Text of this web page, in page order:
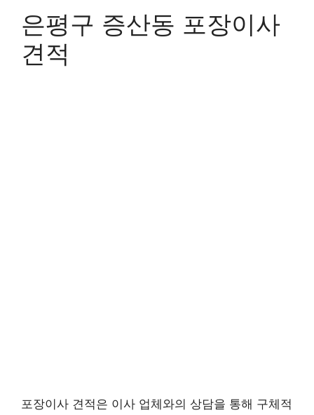
은평구 증산동 포장이사
견적
포장이사 견적은 이사 업체와의 상담을 통해 구체적